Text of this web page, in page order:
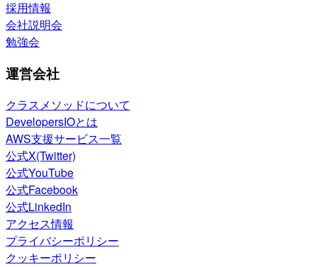
採用情報
会社説明会
勉強会
運営会社
クラスメソッドについて
DevelopersIOとは
AWS支援サービス一覧
公式X(Twitter)
公式YouTube
公式Facebook
公式LinkedIn
アクセス情報
プライバシーポリシー
クッキーポリシー